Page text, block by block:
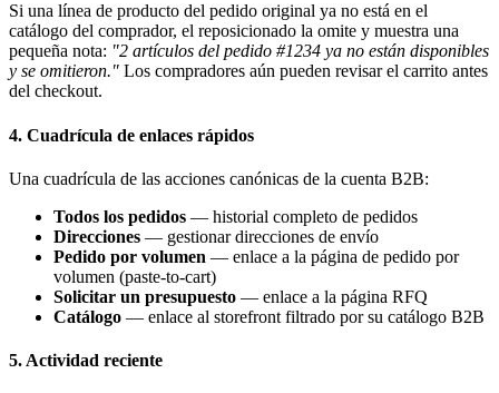
Si una línea de producto del pedido original ya no está en el
catálogo del comprador, el reposicionado la omite y muestra una
pequeña nota: "2 artículos del pedido #1234 ya no están disponibles
y se omitieron." Los compradores aún pueden revisar el carrito antes
del checkout.
4. Cuadrícula de enlaces rápidos
Una cuadrícula de las acciones canónicas de la cuenta B2B:
Todos los pedidos — historial completo de pedidos
Direcciones — gestionar direcciones de envío
Pedido por volumen — enlace a la página de pedido por
volumen (paste-to-cart)
Solicitar un presupuesto — enlace a la página RFQ
Catálogo — enlace al storefront filtrado por su catálogo B2B
5. Actividad reciente